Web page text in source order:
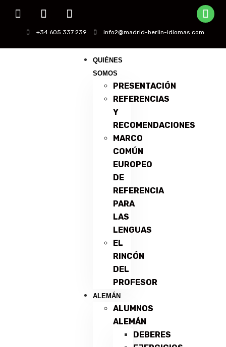
+34 605 337 239 info2@madrid-berlin-idiomas.com
QUIÉNES
SOMOS
PRESENTACIÓN
REFERENCIAS
Y
RECOMENDACIONES
MARCO
COMÚN
EUROPEO
DE
REFERENCIA
PARA
LAS
LENGUAS
EL
RINCÓN
DEL
PROFESOR
ALEMÁN
ALUMNOS
ALEMÁN
DEBERES